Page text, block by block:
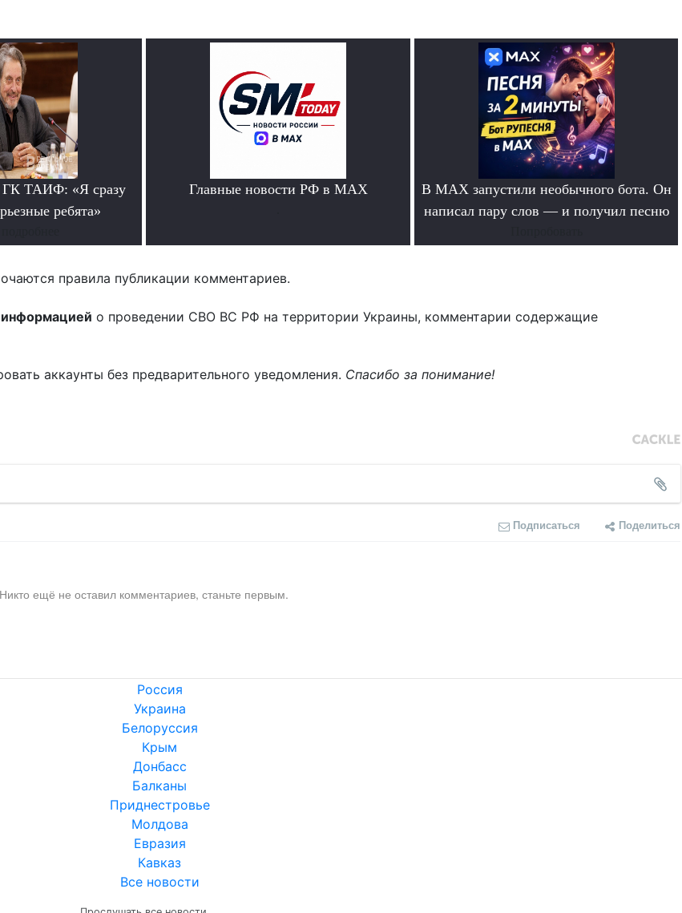
ТАИФ: «Я сразу
ребята»
Главные новости РФ в MAX
В MAX запустили необычного бота. Он
написал пару слов — и получил песню
правила публикации комментариев.
о проведении СВО ВС РФ на территории Украины, комментарии содержащие
аккаунты без предварительного уведомления. Спасибо за понимание!
Подписаться Поделиться
Никто ещё не оставил комментариев, станьте первым.
Россия
Украина
Белоруссия
Крым
Донбасс
Балканы
Приднестровье
Молдова
Евразия
Кавказ
Все новости